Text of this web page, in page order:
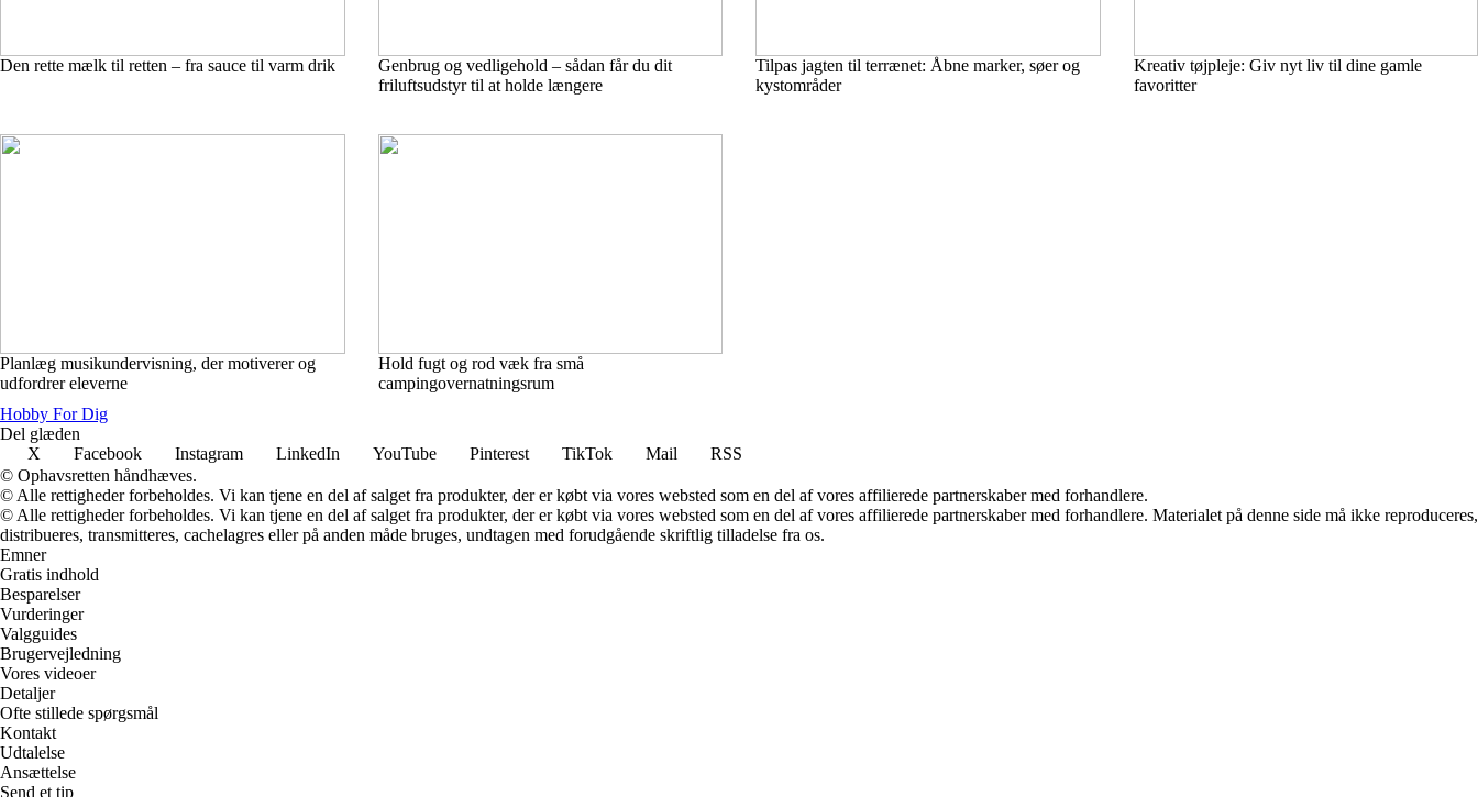
Den rette mælk til retten – fra sauce til varm drik
Genbrug og vedligehold – sådan får du dit
friluftsudstyr til at holde længere
Tilpas jagten til terrænet: Åbne marker, søer og
kystområder
Kreativ tøjpleje: Giv nyt liv til dine gamle
favoritter
Planlæg musikundervisning, der motiverer og
udfordrer eleverne
Hold fugt og rod væk fra små
campingovernatningsrum
Hobby For Dig
Del glæden
X
Facebook Instagram LinkedIn YouTube Pinterest TikTok Mail
RSS
© Ophavsretten håndhæves.
© Alle rettigheder forbeholdes. Vi kan tjene en del af salget fra produkter, der er købt via vores websted som en del af vores affilierede partnerskaber med forhandlere.
© Alle rettigheder forbeholdes. Vi kan tjene en del af salget fra produkter, der er købt via vores websted som en del af vores affilierede partnerskaber med forhandlere. Materialet på denne side må ikke reproduceres,
distribueres, transmitteres, cachelagres eller på anden måde bruges, undtagen med forudgående skriftlig tilladelse fra os.
Emner
Gratis indhold
Besparelser
Vurderinger
Valgguides
Brugervejledning
Vores videoer
Detaljer
Ofte stillede spørgsmål
Kontakt
Udtalelse
Ansættelse
Send et tip